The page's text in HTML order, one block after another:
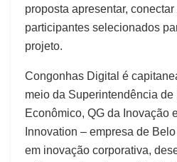
proposta apresentar,
participantes selecionados
projeto.
Congonhas Digital é
meio da Superintendência
Econômico, QG da Inovação
Innovation – empresa de
em inovação corporativa,